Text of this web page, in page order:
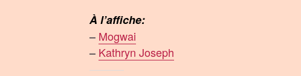
À l’affiche:
– Mogwai
– Kathryn Joseph